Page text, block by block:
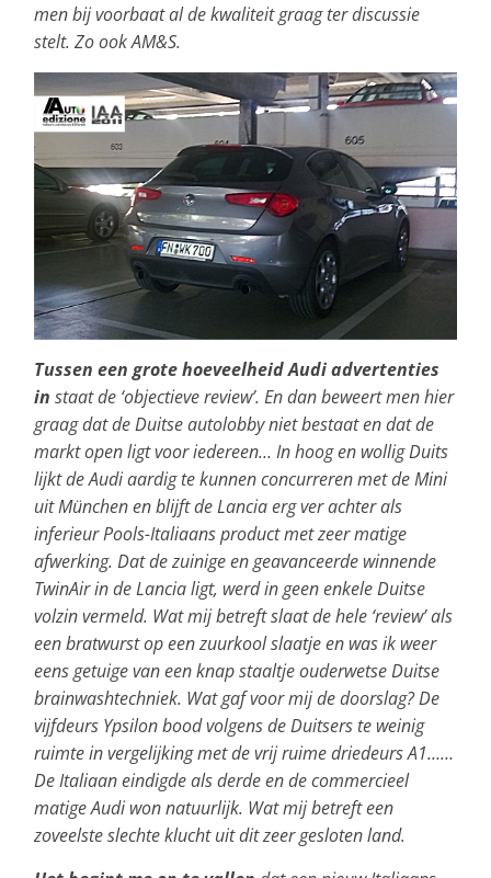
men bij voorbaat al de kwaliteit graag ter discussie
stelt. Zo ook AM&S.
Tussen een grote hoeveelheid Audi advertenties
in staat de ‘objectieve review’. En dan beweert men hier
graag dat de Duitse autolobby niet bestaat en dat de
markt open ligt voor iedereen… In hoog en wollig Duits
lijkt de Audi aardig te kunnen concurreren met de Mini
uit München en blijft de Lancia erg ver achter als
inferieur Pools-Italiaans product met zeer matige
afwerking. Dat de zuinige en geavanceerde winnende
TwinAir in de Lancia ligt, werd in geen enkele Duitse
volzin vermeld. Wat mij betreft slaat de hele ‘review’ als
een bratwurst op een zuurkool slaatje en was ik weer
eens getuige van een knap staaltje ouderwetse Duitse
brainwashtechniek. Wat gaf voor mij de doorslag? De
vijfdeurs Ypsilon bood volgens de Duitsers te weinig
ruimte in vergelijking met de vrij ruime driedeurs A1……
De Italiaan eindigde als derde en de commercieel
matige Audi won natuurlijk. Wat mij betreft een
zoveelste slechte klucht uit dit zeer gesloten land.